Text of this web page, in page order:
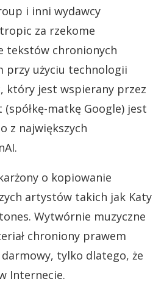
i inni wydawcy
za rzekome
tekstów chronionych
przy użyciu technologii
który jest wspierany przez
matkę Google) jest
z największych
o kopiowanie
artystów takich jak Katy
Wytwórnie muzyczne
chroniony prawem
tylko dlatego, że
Internecie.